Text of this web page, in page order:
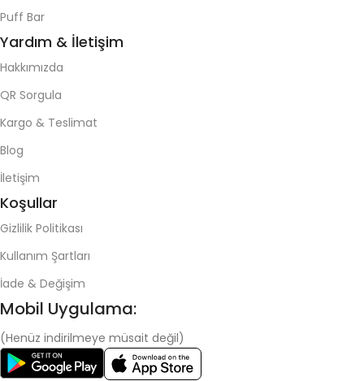
Puff Bar
Yardım & İletişim
Hakkımızda
QR Sorgula
Kargo & Teslimat
Blog
İletişim
Koşullar
Gizlilik Politikası
Kullanım Şartları
İade & Değişim
Mobil Uygulama:
(Henüz indirilmeye müsait değil)